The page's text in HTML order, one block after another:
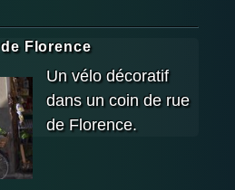
Florence
Un vélo décoratif
dans un coin de rue
de Florence.